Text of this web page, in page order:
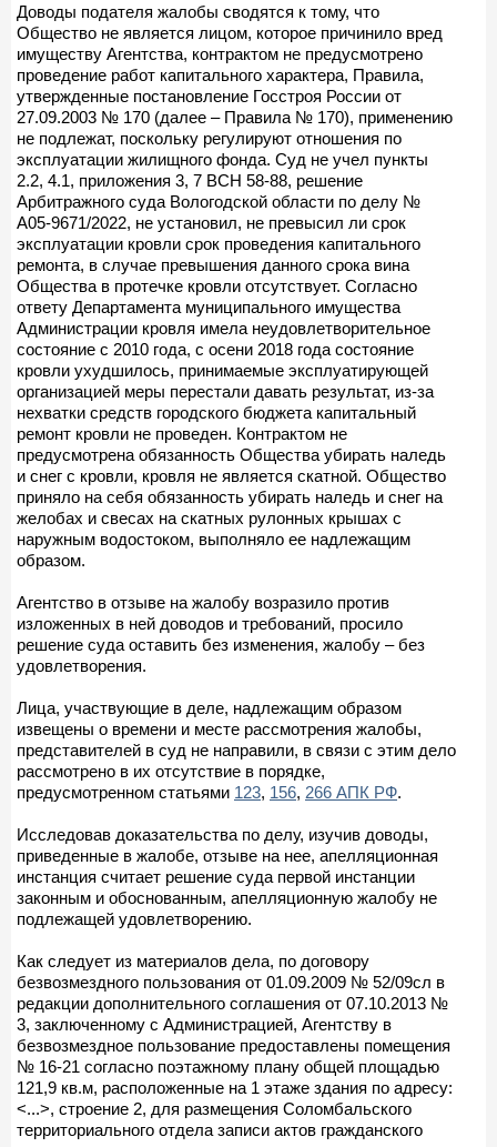
Доводы подателя жалобы сводятся к тому, что
Общество не является лицом, которое причинило вред
имуществу Агентства, контрактом не предусмотрено
проведение работ капитального характера, Правила,
утвержденные постановление Госстроя России от
27.09.2003 № 170 (далее – Правила № 170), применению
не подлежат, поскольку регулируют отношения по
эксплуатации жилищного фонда. Суд не учел пункты
2.2, 4.1, приложения 3, 7 ВСН 58-88, решение
Арбитражного суда Вологодской области по делу №
А05-9671/2022, не установил, не превысил ли срок
эксплуатации кровли срок проведения капитального
ремонта, в случае превышения данного срока вина
Общества в протечке кровли отсутствует. Согласно
ответу Департамента муниципального имущества
Администрации кровля имела неудовлетворительное
состояние с 2010 года, с осени 2018 года состояние
кровли ухудшилось, принимаемые эксплуатирующей
организацией меры перестали давать результат, из-за
нехватки средств городского бюджета капитальный
ремонт кровли не проведен. Контрактом не
предусмотрена обязанность Общества убирать наледь
и снег с кровли, кровля не является скатной. Общество
приняло на себя обязанность убирать наледь и снег на
желобах и свесах на скатных рулонных крышах с
наружным водостоком, выполняло ее надлежащим
образом.
Агентство в отзыве на жалобу возразило против
изложенных в ней доводов и требований, просило
решение суда оставить без изменения, жалобу – без
удовлетворения.
Лица, участвующие в деле, надлежащим образом
извещены о времени и месте рассмотрения жалобы,
представителей в суд не направили, в связи с этим дело
рассмотрено в их отсутствие в порядке,
предусмотренном статьями 123, 156, 266 АПК РФ.
Исследовав доказательства по делу, изучив доводы,
приведенные в жалобе, отзыве на нее, апелляционная
инстанция считает решение суда первой инстанции
законным и обоснованным, апелляционную жалобу не
подлежащей удовлетворению.
Как следует из материалов дела, по договору
безвозмездного пользования от 01.09.2009 № 52/09сл в
редакции дополнительного соглашения от 07.10.2013 №
3, заключенному с Администрацией, Агентству в
безвозмездное пользование предоставлены помещения
№ 16-21 согласно поэтажному плану общей площадью
121,9 кв.м, расположенные на 1 этаже здания по адресу:
<...>, строение 2, для размещения Соломбальского
территориального отдела записи актов гражданского